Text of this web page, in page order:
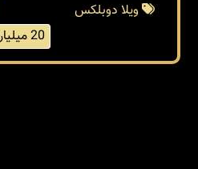
ویلا دوبلکس
20 میلیارد